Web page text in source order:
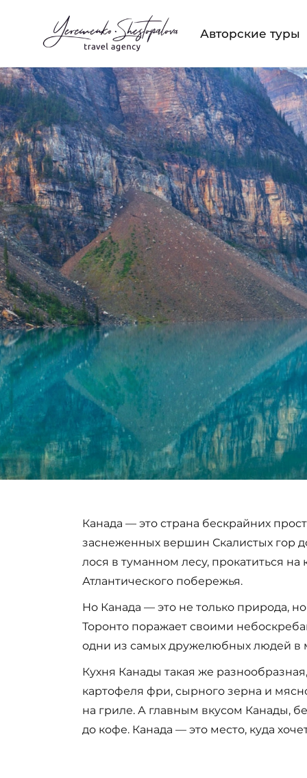
Авторские туры
Канада — это страна бескрайних
заснеженных вершин Скалистых гор
лося в туманном лесу, прокатиться
Атлантического побережья.
Но Канада — это не только природа,
Торонто поражает своими
одни из самых дружелюбных людей в
Кухня Канады такая же
картофеля фри, сырного зерна и
на гриле. А главным вкусом Канады,
до кофе. Канада — это место, куда